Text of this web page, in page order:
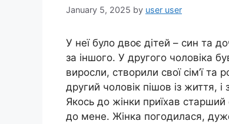
January 5, 2025 by user user
У неї було двоє дітей – син та
за іншого. У другого чоловіка
виросли, створили свої сім’ї та
другий чоловік пішов із
Якось до жінки приїхав
до мене. Жінка погодилася,